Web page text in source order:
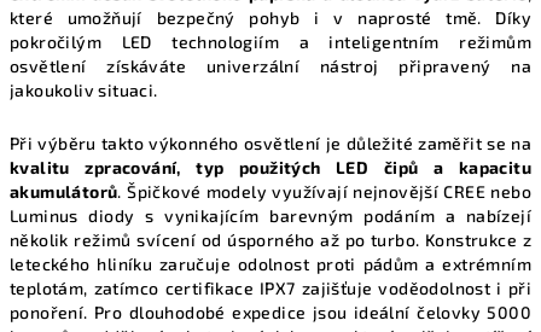
k
y
v
i
s
u
které umožňují bezpečný pohyb i v naprosté tmě. Díky
pokročilým LED technologiím a inteligentním režimům
osvětlení získáváte univerzální nástroj připravený na
jakoukoliv situaci.
Při výběru takto výkonného osvětlení je důležité zaměřit se na
kvalitu zpracování, typ použitých LED čipů a kapacitu
akumulátorů. Špičkové modely využívají nejnovější CREE nebo
Luminus diody s vynikajícím barevným podáním a nabízejí
několik režimů svícení od úsporného až po turbo. Konstrukce z
leteckého hliníku zaručuje odolnost proti pádům a extrémním
teplotám, zatímco certifikace IPX7 zajišťuje voděodolnost i při
ponoření. Pro dlouhodobé expedice jsou ideální čelovky 5000